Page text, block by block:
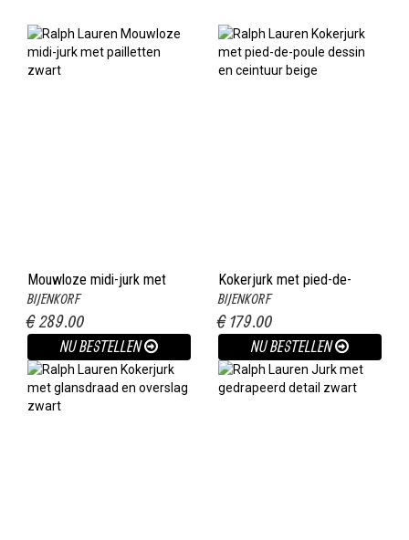
Mouwloze midi-jurk met
pailletten zwart
BIJENKORF
€ 289.00
NU BESTELLEN
Kokerjurk met pied-de-
poule dessin en ceintuur
beige
BIJENKORF
€ 179.00
NU BESTELLEN